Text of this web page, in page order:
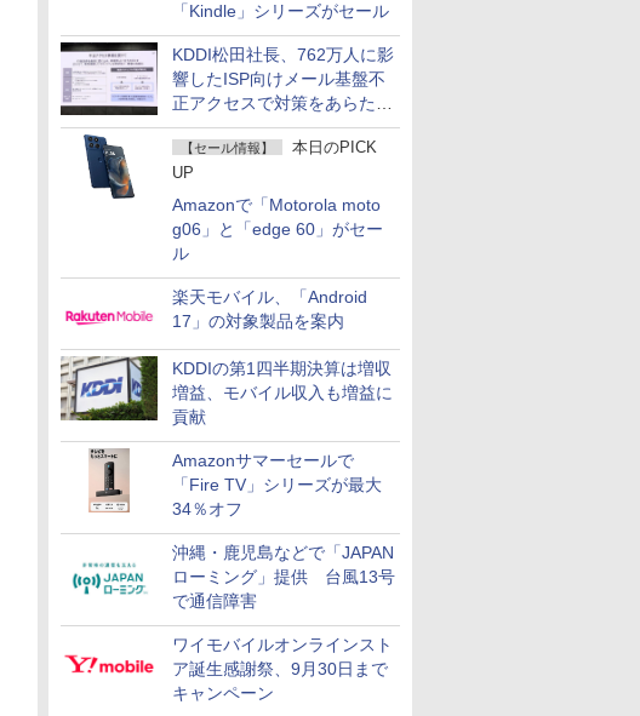
「Kindle」シリーズがセール
KDDI松田社長、762万人に影
響したISP向けメール基盤不
正アクセスで対策をあらため
て説明
【セール情報】
本日のPICK
UP
Amazonで「Motorola moto
g06」と「edge 60」がセー
ル
楽天モバイル、「Android
17」の対象製品を案内
KDDIの第1四半期決算は増収
増益、モバイル収入も増益に
貢献
Amazonサマーセールで
「Fire TV」シリーズが最大
34％オフ
沖縄・鹿児島などで「JAPAN
ローミング」提供 台風13号
で通信障害
ワイモバイルオンラインスト
ア誕生感謝祭、9月30日まで
キャンペーン